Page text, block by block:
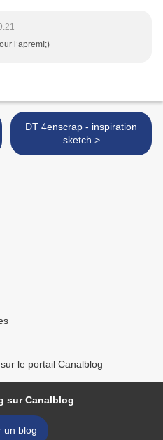
l’aprem!;)
DT 4enscrap - inspiration
sketch >
le portail Canalblog
sur Canalblog
un blog